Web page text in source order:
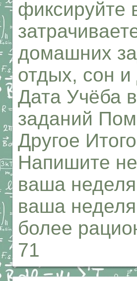
фиксируйте
домашних
отдых, сон
Дата Учёба
заданий
Другое
Напишите
ваша
ваша
более
71